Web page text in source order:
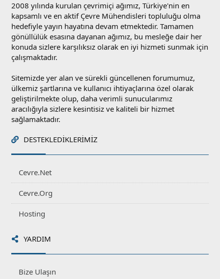
2008 yılında kurulan çevrimiçi ağımız, Türkiye'nin en
kapsamlı ve en aktif Çevre Mühendisleri topluluğu olma
hedefiyle yayın hayatına devam etmektedir. Tamamen
gönüllülük esasına dayanan ağımız, bu mesleğe dair her
konuda sizlere karşılıksız olarak en iyi hizmeti sunmak için
çalışmaktadır.
Sitemizde yer alan ve sürekli güncellenen forumumuz,
ülkemiz şartlarına ve kullanıcı ihtiyaçlarına özel olarak
geliştirilmekte olup, daha verimli sunucularımız
aracılığıyla sizlere kesintisiz ve kaliteli bir hizmet
sağlamaktadır.
DESTEKLEDIKLERIMIZ
Cevre.Net
Cevre.Org
Hosting
YARDIM
Bize Ulaşın